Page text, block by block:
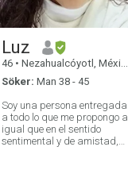
Luz
46 • Nezahualcóyotl, México, Mexico
Söker: Man 38 - 45
Soy una persona entregada
a todo lo que me propongo al
igual que en el sentido
sentimental y de amistad,